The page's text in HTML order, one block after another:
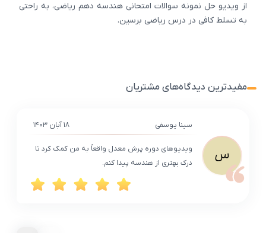
از ویدیو حل نمونه سوالات امتحانی هندسه دهم ریاضی، به راحتی
به تسلط کافی در درس ریاضی برسین.
مفیدترین دیدگاه‌های مشتریان
س
سینا یوسفی ۱۸ آبان ۱۴۰۳
ویدیوهای دوره پرش معدل واقعاً به من کمک کرد تا
درک بهتری از هندسه پیدا کنم.